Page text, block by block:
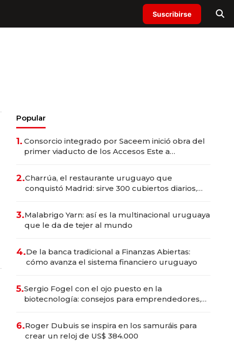
Suscribirse
Popular
1. Consorcio integrado por Saceem inició obra del
primer viaducto de los Accesos Este a
2.Charrúa, el restaurante uruguayo que
conquistó Madrid: sirve 300 cubiertos diarios,
3.Malabrigo Yarn: así es la multinacional uruguaya
que le da de tejer al mundo
4.De la banca tradicional a Finanzas Abiertas:
cómo avanza el sistema financiero uruguayo
5.Sergio Fogel con el ojo puesto en la
biotecnología: consejos para emprendedores,
6.Roger Dubuis se inspira en los samuráis para
crear un reloj de US$ 384.000